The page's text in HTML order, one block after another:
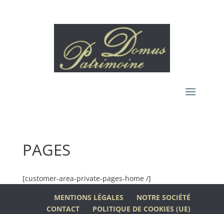
PAGES
[customer-area-private-pages-home /]
MENTIONS LÉGALES
NOTRE SOCIÉTÉ
CONTACT
POLITIQUE DE COOKIES (UE)